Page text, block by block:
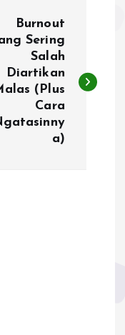
Burnout
Sering
Salah
Diartikan
(Plus
Cara
a)